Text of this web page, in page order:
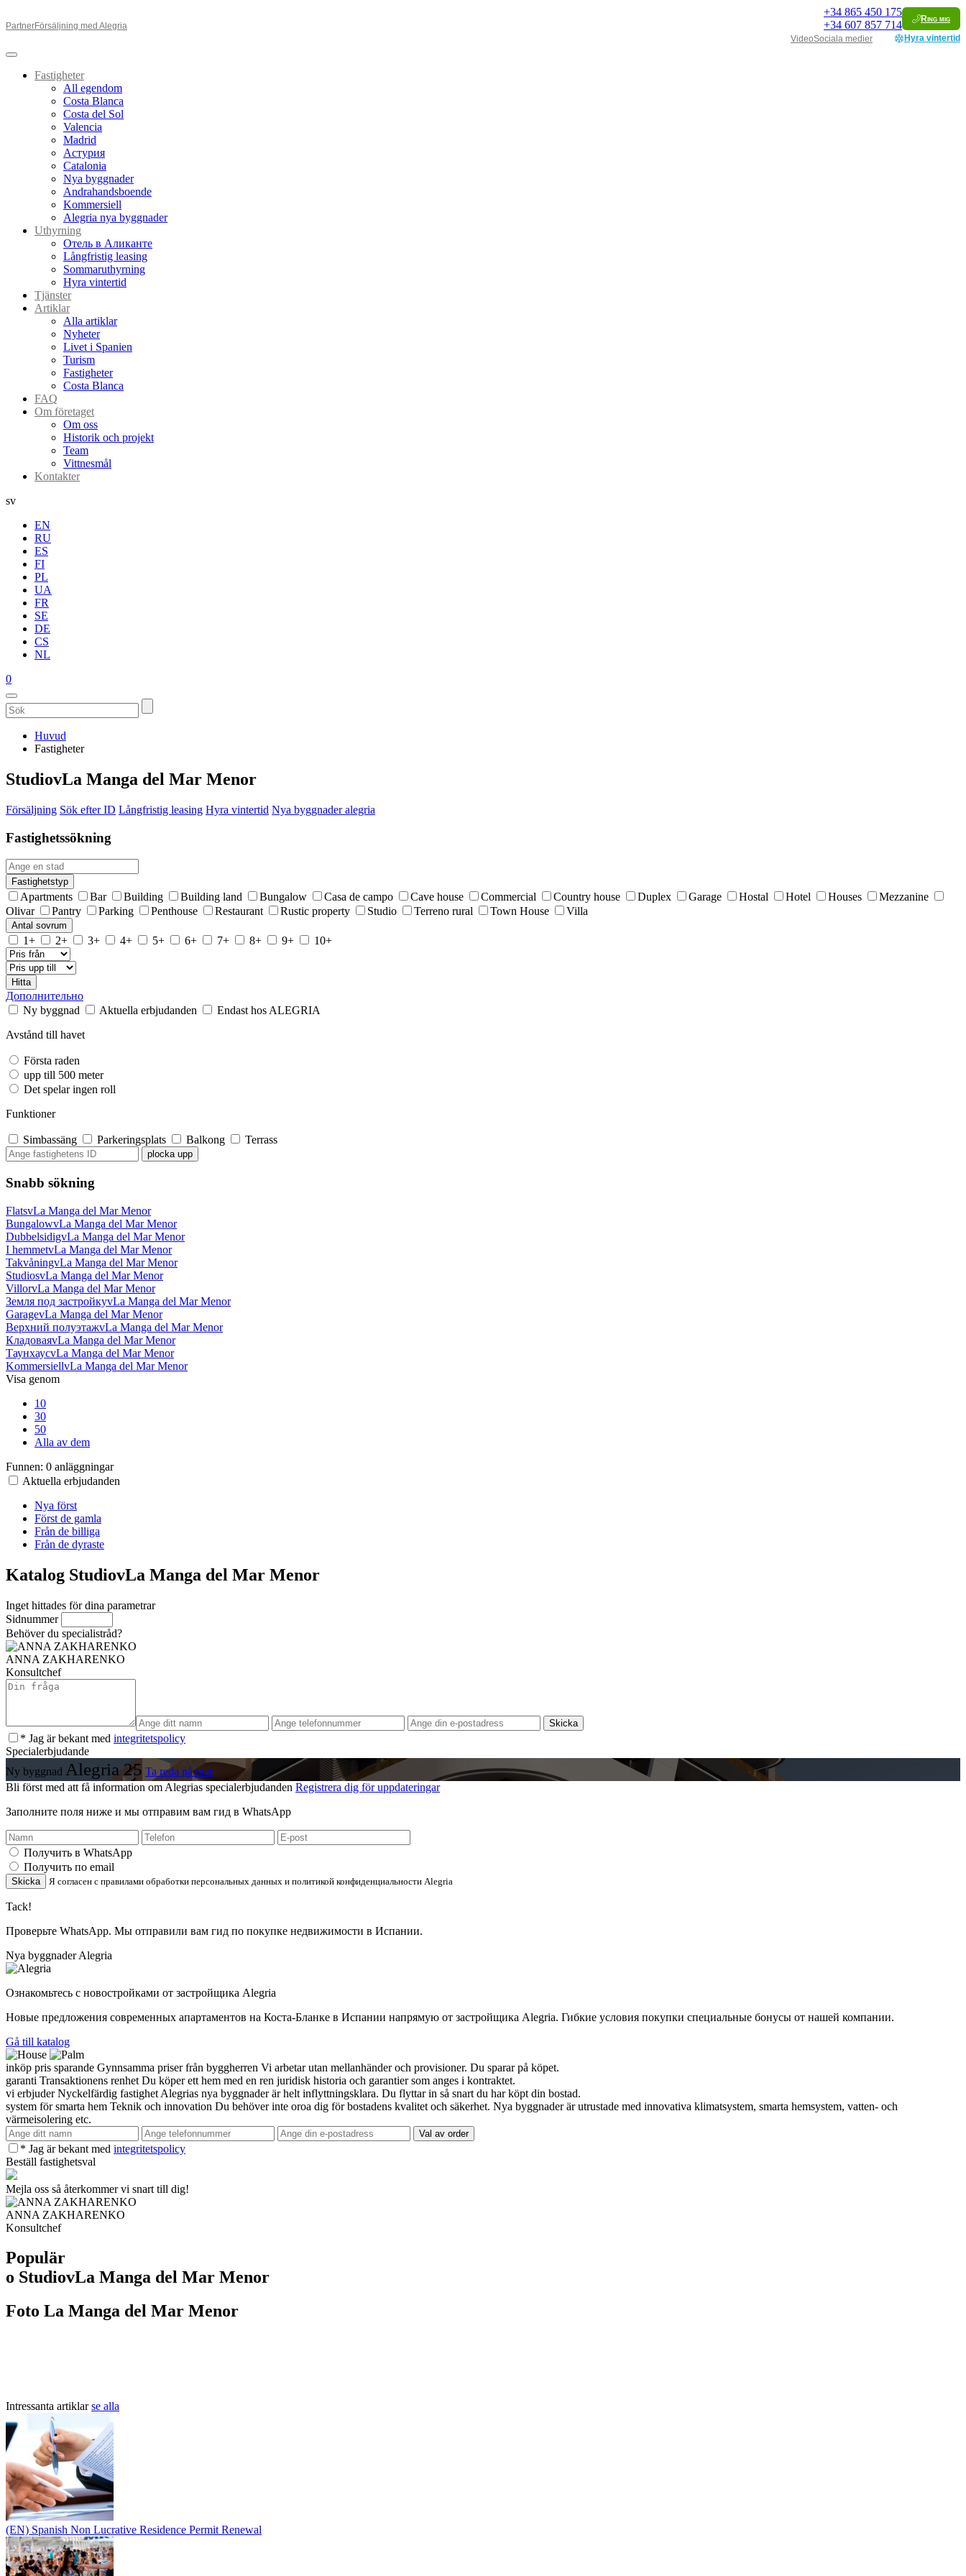
PartnerFörsäljning med Alegria
+34 865 450 175
+34 607 857 714
Ring mig
VideoSociala medier Hyra vintertid
Fastigheter
All egendom
Costa Blanca
Costa del Sol
Valencia
Madrid
Астурия
Catalonia
Nya byggnader
Andrahandsboende
Kommersiell
Alegria nya byggnader
Uthyrning
Отель в Аликанте
Långfristig leasing
Sommaruthyrning
Hyra vintertid
Tjänster
Artiklar
Alla artiklar
Nyheter
Livet i Spanien
Turism
Fastigheter
Costa Blanca
FAQ
Om företaget
Om oss
Historik och projekt
Team
Vittnesmål
Kontakter
sv
EN
RU
ES
FI
PL
UA
FR
SE
DE
CS
NL
0
Huvud
Fastigheter
StudiovLa Manga del Mar Menor
Försäljning Sök efter ID Långfristig leasing Hyra vintertid Nya byggnader alegria
Fastighetssökning
Fastighetstyp
Apartments Bar Building Building land Bungalow Casa de campo Cave house Commercial Country house Duplex Garage Hostal Hotel Houses
Mezzanine
Olivar
Pantry Parking Penthouse Restaurant Rustic property Studio Terreno rural Town House Villa
Antal sovrum
1+ 2+ 3+ 4+ 5+ 6+ 7+ 8+ 9+ 10+
Hitta
Дополнительно
Ny byggnad
Aktuella erbjudanden
Endast hos ALEGRIA
Avstånd till havet
Första raden
upp till 500 meter
Det spelar ingen roll
Funktioner
Simbassäng Parkeringsplats Balkong Terrass
Snabb sökning
FlatsvLa Manga del Mar Menor
BungalowvLa Manga del Mar Menor
DubbelsidigvLa Manga del Mar Menor
I hemmetvLa Manga del Mar Menor
TakvåningvLa Manga del Mar Menor
StudiosvLa Manga del Mar Menor
VillorvLa Manga del Mar Menor
Земля под застройкуvLa Manga del Mar Menor
GaragevLa Manga del Mar Menor
Верхний полуэтажvLa Manga del Mar Menor
КладоваяvLa Manga del Mar Menor
ТаунхаусvLa Manga del Mar Menor
KommersiellvLa Manga del Mar Menor
Visa genom
10
30
50
Alla av dem
Funnen: 0 anläggningar
Aktuella erbjudanden
Nya först
Först de gamla
Från de billiga
Från de dyraste
Katalog StudiovLa Manga del Mar Menor
Inget hittades för dina parametrar
Sidnummer
Behöver du specialistråd?
ANNA ZAKHARENKO
Konsultchef
* Jag är bekant med integritetspolicy
Specialerbjudande
Ny byggnad Alegria 25 Ta reda på mer
Bli först med att få information om Alegrias specialerbjudanden Registrera dig för uppdateringar
Заполните поля ниже и мы отправим вам гид в WhatsApp
Получить в WhatsApp
Получить по email
Skicka Я согласен с правилами обработки персональных данных и политикой конфиденциальности Alegria
Tack!
Проверьте WhatsApp. Мы отправили вам гид по покупке недвижимости в Испании.
Nya byggnader Alegria
Ознакомьтесь с новостройками от застройщика Alegria
Новые предложения современных апартаментов на Коста-Бланке в Испании напрямую от застройщика Alegria. Гибкие условия покупки специальные бонусы от нашей компании.
Gå till katalog
inköp pris sparande Gynnsamma priser från byggherren Vi arbetar utan mellanhänder och provisioner. Du sparar på köpet.
garanti Transaktionens renhet Du köper ett hem med en ren juridisk historia och garantier som anges i kontraktet.
vi erbjuder Nyckelfärdig fastighet Alegrias nya byggnader är helt inflyttningsklara. Du flyttar in så snart du har köpt din bostad.
system för smarta hem Teknik och innovation Du behöver inte oroa dig för bostadens kvalitet och säkerhet. Nya byggnader är utrustade med innovativa klimatsystem, smarta hemsystem, vatten- och
värmeisolering etc.
* Jag är bekant med integritetspolicy
Beställ fastighetsval
Mejla oss så återkommer vi snart till dig!
ANNA ZAKHARENKO
Konsultchef
Populär
о StudiovLa Manga del Mar Menor
Foto La Manga del Mar Menor
Intressanta artiklar se alla
(EN) Spanish Non Lucrative Residence Permit Renewal